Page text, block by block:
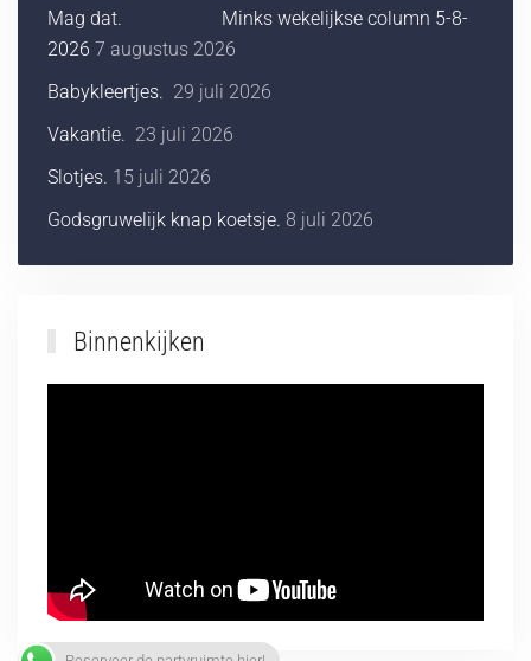
Mag dat. Minks wekelijkse column 5-8-
2026 7 augustus 2026
Babykleertjes. 29 juli 2026
Vakantie. 23 juli 2026
Slotjes. 15 juli 2026
Godsgruwelijk knap koetsje. 8 juli 2026
Binnenkijken